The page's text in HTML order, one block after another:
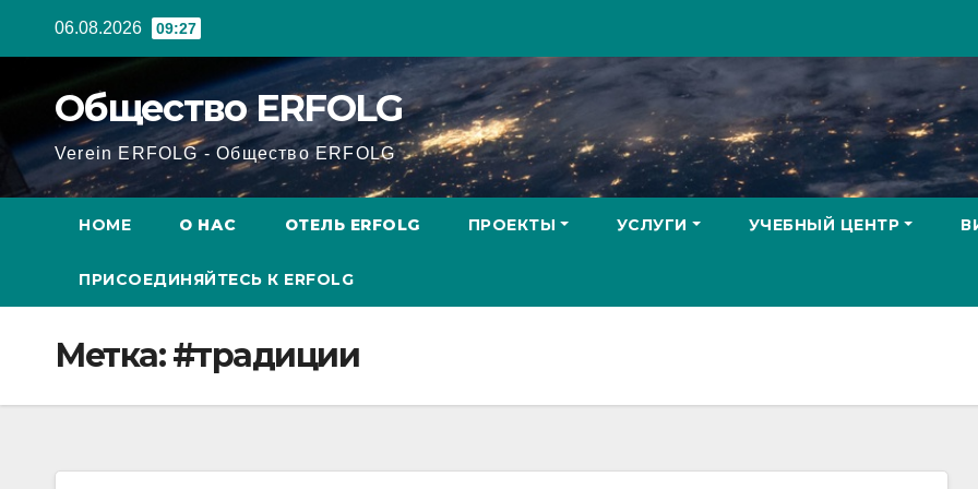
06.08.2026 09:27
Общество ERFOLG
Verein ERFOLG - Общество ERFOLG
HOME О НАС ОТЕЛЬ ERFOLG ПРОЕКТЫ УСЛУГИ УЧЕБНЫЙ ЦЕНТР
ПРИСОЕДИНЯЙТЕСЬ К ERFOLG
Метка:#традиции